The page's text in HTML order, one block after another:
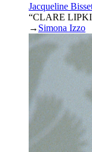
Jacqueline
“CLARE
→ Simona Izzo